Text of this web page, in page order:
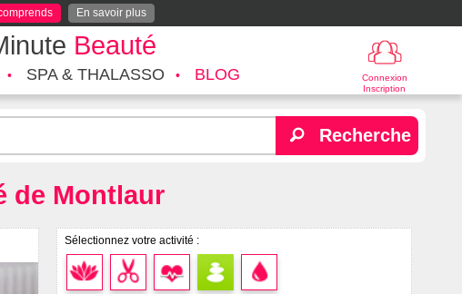
En savoir plus
Beauté
Connexion
Inscription
SPA & THALASSO BLOG
Recherche
de Montlaur
Sélectionnez votre activité :